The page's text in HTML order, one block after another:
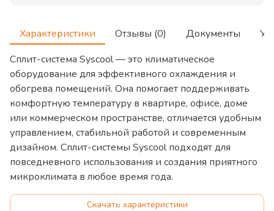
Характеристики Отзывы (0) Документы
Сплит-система Syscool — это климатическое
оборудование для эффективного охлаждения и
обогрева помещений. Она помогает поддерживать
комфортную температуру в квартире, офисе, доме
или коммерческом пространстве, отличается удобным
управлением, стабильной работой и современным
дизайном. Сплит-системы Syscool подходят для
повседневного использования и создания приятного
микроклимата в любое время года.
Скачать характеристики